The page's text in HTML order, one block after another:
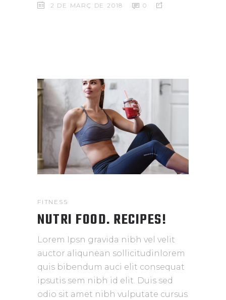
2 DE MARÇ DE 2018 0
FITNESS
NUTRI FOOD. RECIPES!
Lorem Ipsn gravida nibh vel velit
auctor aliqunean sollicitudinlorem
quis bibendum auci elit consequat
ipsutis sem nibh id elit. Duis sed
odio sit amet nibh vulputate cursus